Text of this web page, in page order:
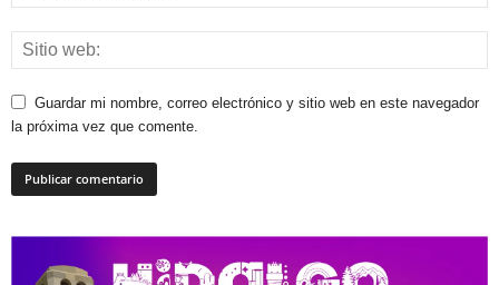
Guardar mi nombre, correo electrónico y sitio web en este navegador
la próxima vez que comente.